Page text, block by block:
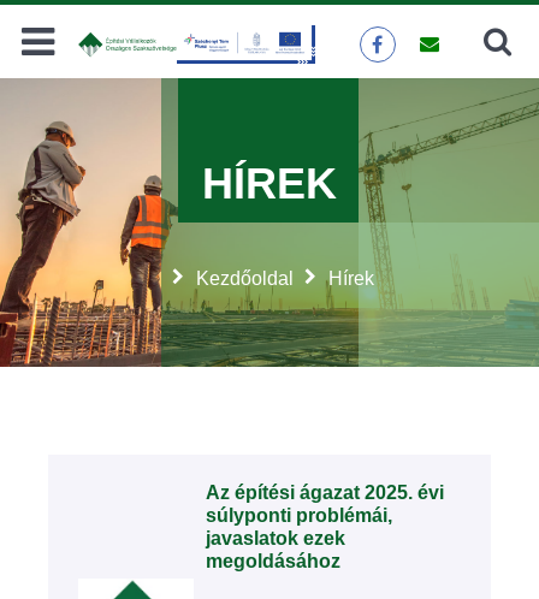
Keresés
Kezdőoldal Hírek
HÍREK
Az építési ágazat 2025. évi
súlyponti problémái,
javaslatok ezek
megoldásához